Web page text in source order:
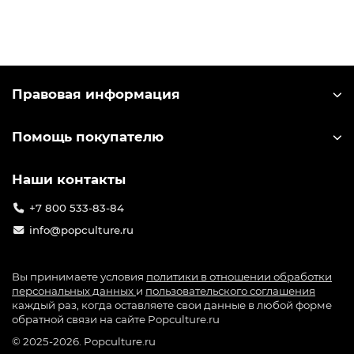
Правовая информация
Помощь покупателю
Наши контакты
+7 800 533-83-84
info@popculture.ru
Вы принимаете условия политики в отношении обработки
персональных данных и пользовательского соглашения
каждый раз, когда оставляете свои данные в любой форме
обратной связи на сайте Popculture.ru
© 2025-2026. Popculture.ru